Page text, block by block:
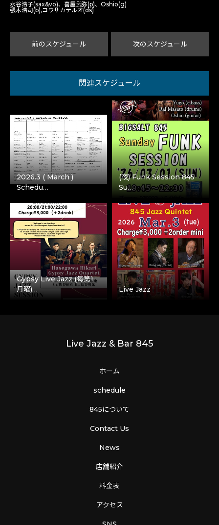
水谷浩子(sax&vo)、喜屋武弥(p)、Oshio(g)
張木浩司(b),コウサカテルオ(ds)
前のスケジュール 次のスケジュール
関連スケジュール
2026.3 ( March )
Schedu…
(夜) Funk Session 845
Su…
Gypsy Live Jazz (每第1
月曜)…
Live Jazz
Live Jazz & Bar 845
ホーム
schedule
845について
Contact Us
News
店舗紹介
料金表
アクセス